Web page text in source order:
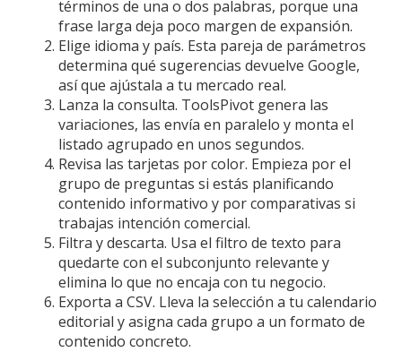
términos de una o dos palabras, porque una
frase larga deja poco margen de expansión.
Elige idioma y país. Esta pareja de parámetros
determina qué sugerencias devuelve Google,
así que ajústala a tu mercado real.
Lanza la consulta. ToolsPivot genera las
variaciones, las envía en paralelo y monta el
listado agrupado en unos segundos.
Revisa las tarjetas por color. Empieza por el
grupo de preguntas si estás planificando
contenido informativo y por comparativas si
trabajas intención comercial.
Filtra y descarta. Usa el filtro de texto para
quedarte con el subconjunto relevante y
elimina lo que no encaja con tu negocio.
Exporta a CSV. Lleva la selección a tu calendario
editorial y asigna cada grupo a un formato de
contenido concreto.